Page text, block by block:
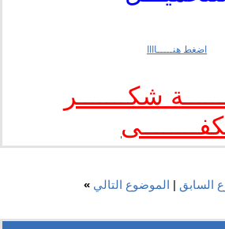
اضغط هنـــــاااا
شكـــــــر
السابق | الموضوع التالي »